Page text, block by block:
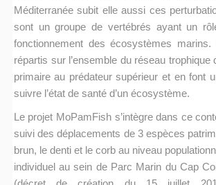
Méditerranée subit elle aussi ces
sont un groupe de vertébrés ayant un
fonctionnement des écosystèmes
répartis sur l’ensemble du réseau
primaire au prédateur supérieur et en font
suivre l’état de santé d’un écosystème.
Le projet MoPamFish s’intègre dans ce
suivi des déplacements de 3 espèces
brun, le denti et le corb au niveau
individuel au sein de Parc Marin du Cap